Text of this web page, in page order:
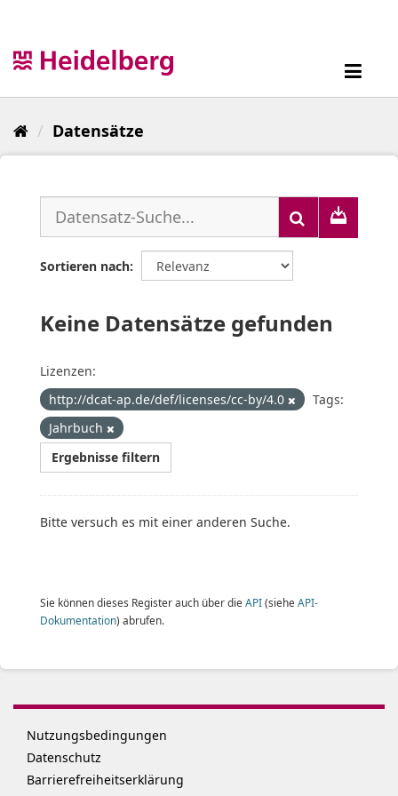
Datensätze
Sortieren nach
Keine Datensätze gefunden
Lizenzen:
http://dcat-ap.de/def/licenses/cc-by/4.0
Tags:
Jahrbuch
Ergebnisse filtern
Bitte versuch es mit einer anderen Suche.
Sie können dieses Register auch über die API(siehe API-
Dokumentation) abrufen.
Nutzungsbedingungen
Datenschutz
Barrierefreiheitserklärung